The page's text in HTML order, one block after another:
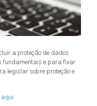
a proteção de dados
fundamentais e para fixar
legislar sobre proteção e
aqui